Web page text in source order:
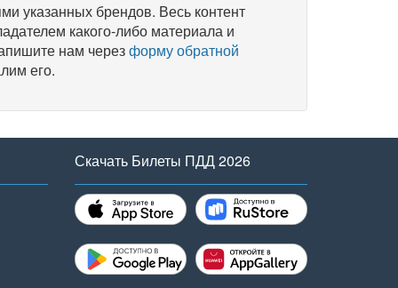
указанных брендов. Весь контент
какого-либо материала и
нам черезформу обратной
его.
Скачать Билеты ПДД 2026